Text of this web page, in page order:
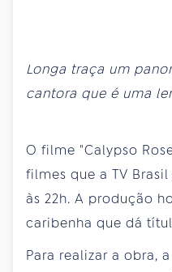
Longa traça um
cantora que é uma
O filme "Calypso
filmes que a TV
às 22h. A produção
caribenha que dá
Para realizar a obra,